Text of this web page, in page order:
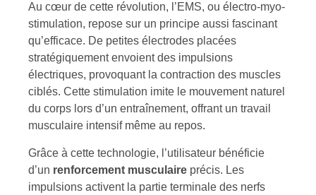
Au cœur de cette révolution, l’EMS, ou électro-myo-
stimulation, repose sur un principe aussi fascinant
qu’efficace. De petites électrodes placées
stratégiquement envoient des impulsions
électriques, provoquant la contraction des muscles
ciblés. Cette stimulation imite le mouvement naturel
du corps lors d’un entraînement, offrant un travail
musculaire intensif même au repos.
Grâce à cette technologie, l’utilisateur bénéficie
d’un renforcement musculaire précis. Les
impulsions activent la partie terminale des nerfs